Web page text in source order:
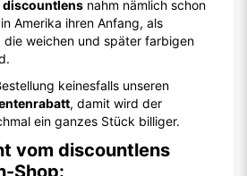
discountlens nahm nämlich schon
Amerika ihren Anfang, als
die weichen und später farbigen
keinesfalls unseren
, damit wird der
ein ganzes Stück billiger.
vom discountlens
Shop: